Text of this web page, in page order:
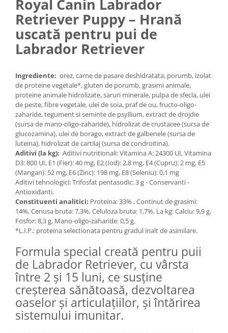
Piese de schimb
Pasari
Batoane
Colivii pentru pasari
Rozatoare
Igiena rozatoare
Hrana Rozatoare
Reptile
Hrana reptile
Igiena reptile
Decoruri terarii
Incalzitoare si pompe terarii
Solutii iluminat terarii
Lampi terarii
Suplimente vitamino minerale
reptile
Accesorii diverse terarii
Iazuri
Igiena Iazuri
Conditioner apa iaz
Hrana pesti iazuri
Teste apa iaz
Filtre iaz
Royal Canin Labrador
Retriever Puppy – Hrană
uscată pentru pui de
Labrador Retriever
Ingrediente: orez, carne de pasare deshidratata, porumb, izolat
de proteine vegetale*, gluten de porumb, grasimi animale,
proteine animale hidrolizate, saruri minerale, pulpa de sfecla, ulei
de peste, fibre vegetale, ulei de soia, praf de ou, fructo-oligo-
zaharide, tegument si seminte de psyllium, extract de drojdie
(sursa de mano-oligo-zaharide), hidrolizat de crustacee (sursa de
glucozamina), ulei de borago, extract de galbenele (sursa de
luteina), hidrolizat de cartilaj (sursa de condroitina).
Aditivi (la kg): Aditivi nutritionali: Vitamina A: 24300 UI, Vitamina
D3: 800 UI, E1 (Fier): 40 mg, E2 (Iod): 2,8 mg, E4 (Cupru): 2 mg, E5
(Mangan): 52 mg, E6 (Zinc): 198 mg, E8 (Seleniu): 0,1 mg
Aditivi tehnologici: Trifosfat pentasodic: 3 g - Conservanti -
Antioxidanti.
Constituenti analitici: Proteina: 33% , Continut de grasimi:
14%, Cenusa bruta: 7,3%, Celuloza bruta: 1,7%, La kg: Calciu: 9,9 g,
Fosfor: 8,3 g, Mano-oligo-zaharide: 0,5 g.
*L.I.P.: proteina selectionata pentru gradul inalt de asimilare.
Formula special creată pentru puii
de Labrador Retriever, cu vârsta
între 2 și 15 luni, ce susține
creșterea sănătoasă, dezvoltarea
oaselor și articulațiilor, și întărirea
sistemului imunitar.